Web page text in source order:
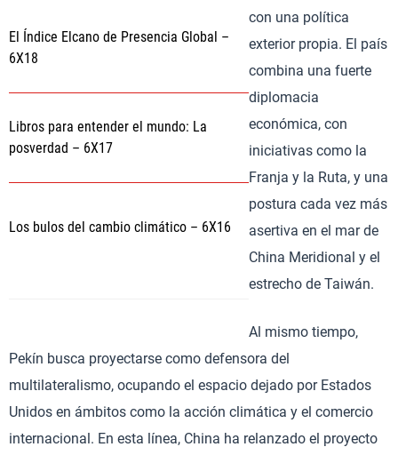
El Índice Elcano de Presencia Global –
6X18
Libros para entender el mundo: La
posverdad – 6X17
Los bulos del cambio climático – 6X16
con una política
exterior propia. El país
combina una fuerte
diplomacia
económica, con
iniciativas como la
Franja y la Ruta, y una
postura cada vez más
asertiva en el mar de
China Meridional y el
estrecho de Taiwán.
Al mismo tiempo,
Pekín busca proyectarse como defensora del
multilateralismo, ocupando el espacio dejado por Estados
Unidos en ámbitos como la acción climática y el comercio
internacional. En esta línea, China ha relanzado el proyecto